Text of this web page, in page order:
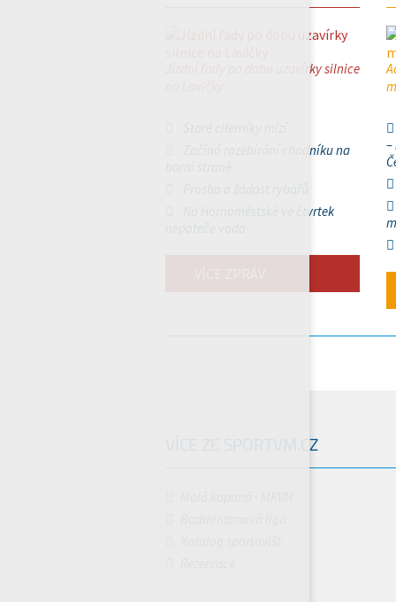
Jízdní řady po dobu uzavírky silnice
Začíná rozebírání chodníku na
Na Hornoměstské ve čtvrtek
–
VÍCE ZE SPORTVM.CZ